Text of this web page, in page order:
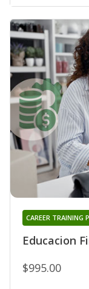
Educacion
CAREER TRAINING
$995.00